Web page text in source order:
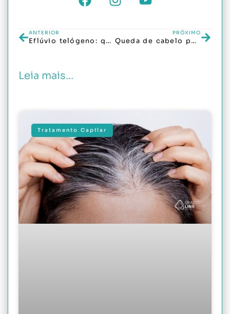
ANTERIOR
Eflúvio telógeno: queda de cabelo intensa tem cura?
PRÓXIMO
Queda de cabelo por estresse: como identificar e reverter o problema
Leia mais...
Tratamento Capilar